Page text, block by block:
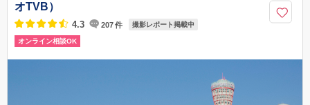
オTVB）
4.3 207件 撮影レポート掲載中
オンライン相談OK